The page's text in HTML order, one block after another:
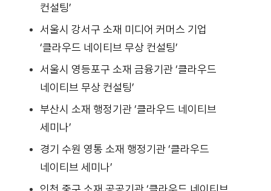
컨설팅’
서울시 강서구 소재 미디어 커머스 기업
‘클라우드 네이티브 무상 컨설팅’
서울시 영등포구 소재 금융기관 ‘클라우드
네이티브 무상 컨설팅’
부산시 소재 행정기관 ‘클라우드 네이티브
세미나’
경기 수원 영통 소재 행정기관 ‘클라우드
네이티브 세미나’